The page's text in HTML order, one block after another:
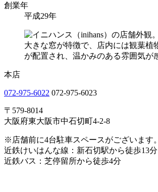
創業年
平成29年
本店
072-975-6022 072-975-6023
〒579-8014
大阪府東大阪市中石切町4-2-8
※店舗前に4台駐車スペースがございます。
近鉄けいはんな線：新石切駅から徒歩13分
近鉄バス：芝停留所から徒歩4分